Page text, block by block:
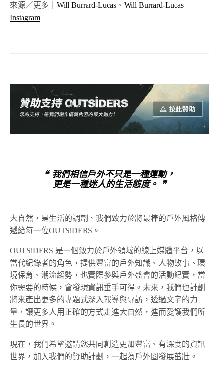
來源／更多｜ Will Burrard-Lucas 、Will Burrard-Lucas
Instagram
❝ 我們相信戶外不只是一種運動，
更是一種迷人的生活態度。 ❞
大自然，是生活的調劑，我們致力於將最棒的戶外風格傳
遞給每一位OUTSiDERS。
OUTSiDERS 是一個致力於戶外領域的線上媒體平台，以
當代紀錄者的角色，提供豐富的戶外知識、人物故事、環
境保育、潮流趨勢，也實際參與戶外盛會的活動紀實，當
你需要的時候，會發現資訊垂手可得。未來，我們也計劃
將來產出更多的專題式深入報導與專訪，透過文字的力
量，讓更多人用正確的方式走進大自然，進而愛護我們所
生長的世界。
現在，我們希望邀請您共同創造更加豐富、有深度的資訊
世界，加入我們的贊助計劃，一起為戶外圈發展茁壯。